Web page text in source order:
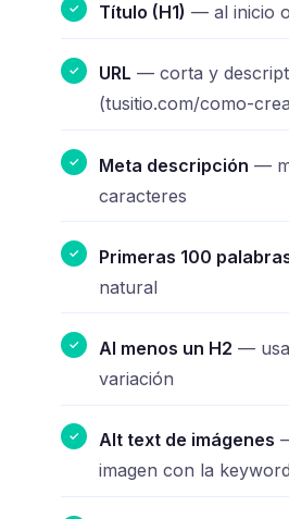
Título (H1) — al inicio
URL — corta y
(tusitio.com/como-
Meta descripción —
caracteres
Primeras 100
natural
Al menos un H2 —
variación
Alt text de imágenes
imagen con la keyword